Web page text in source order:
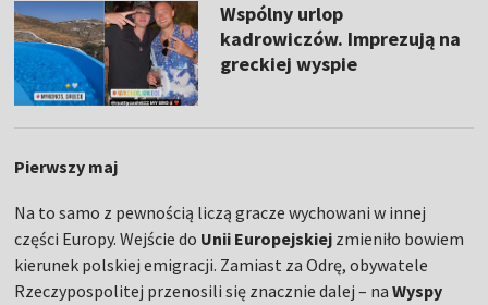
Wspólny urlop
kadrowiczów. Imprezują na
greckiej wyspie
Pierwszy maj
Na to samo z pewnością liczą gracze wychowani w innej
części Europy. Wejście do Unii Europejskiej zmieniło bowiem
kierunek polskiej emigracji. Zamiast za Odrę, obywatele
Rzeczypospolitej przenosili się znacznie dalej – naWyspy